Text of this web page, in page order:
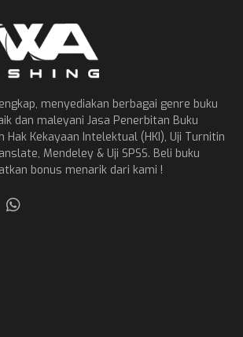
menyediakan berbagai genre buku
dan maleyani Jasa Penerbitan Buku
Hak Kekayaan Intelektual (HKI), Uji Turnitin
Mendeley & Uji SPSS. Beli buku
bonus menarik dari kami !